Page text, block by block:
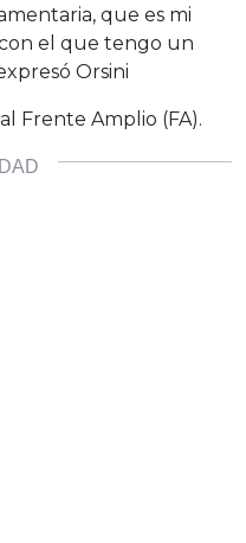
que es mi
el que tengo un
Orsini
Frente Amplio (FA).